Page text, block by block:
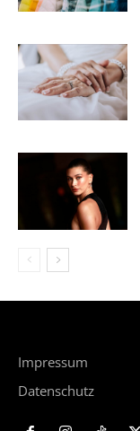
Impressum
Datenschutz